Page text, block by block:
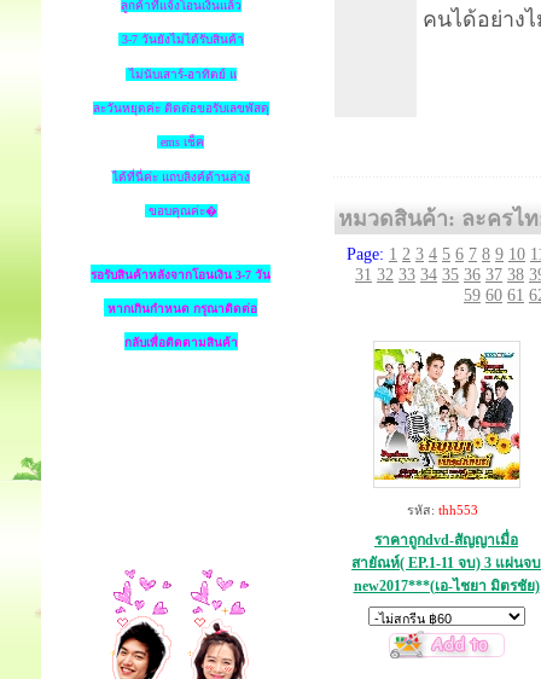
ลูกค้าที่แจ้งโอนเงินแล้ว
3-7 วันยังไม่ได้รับสินค้า
ไม่นับเสาร์-อาทิตย์ แ
ละวันหยุดค่ะ ติดต่อขอรับเลขพัสดุ
ems เช็ค
ได้ที่นี่ค่ะ แถบลิงค์ด้านล่าง
ขอบคุณค่ะ�
รอรับสินค้าหลังจากโอนเงิน 3-7 วัน
หากเกินกำหนด กรุณาติดต่อ
กลับเพื่อติดตามสินค้า
คนได้อย่างไ
หมวดสินค้า: ละครไท
Page: 1 2 3 4 5 6 7 8 9 10
31 32 33 34 35 36 37 38
59 60 61
รหัส: thh553
ราคาถูกdvd-สัญญาเมื่อ
สายัณห์( EP.1-11 จบ) 3 แผ่นจบ
new2017***(เอ-ไชยา มิตรชัย)